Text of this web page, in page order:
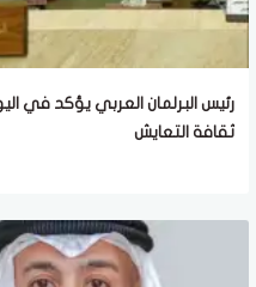
رئيس البرلمان العربي يؤكد في
ثقافة التعايش